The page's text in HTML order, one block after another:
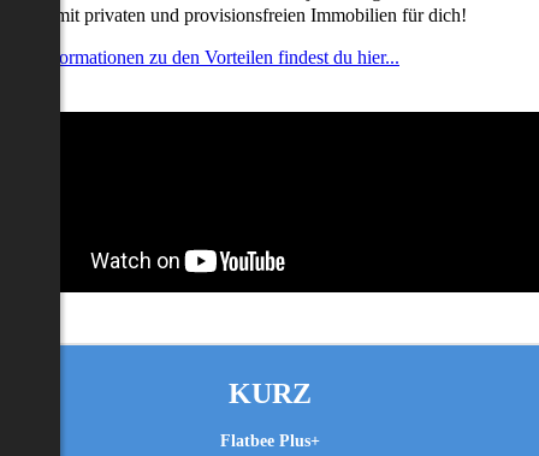
mit privaten und provisionsfreien Immobilien für dich!
Informationen zu den Vorteilen findest du hier...
KURZ
Flatbee Plus+